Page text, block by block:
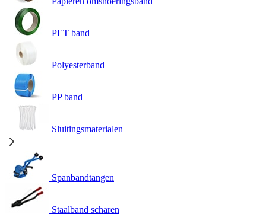
PET band
Polyesterband
PP band
Sluitingsmaterialen
Spanbandtangen
Staalband scharen